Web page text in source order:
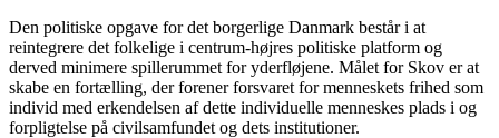
Den politiske opgave for det borgerlige Danmark består i at
reintegrere det folkelige i centrum-højres politiske platform og
derved minimere spillerummet for yderfløjene. Målet for Skov er at
skabe en fortælling, der forener forsvaret for menneskets frihed som
individ med erkendelsen af dette individuelle menneskes plads i og
forpligtelse på civilsamfundet og dets institutioner.